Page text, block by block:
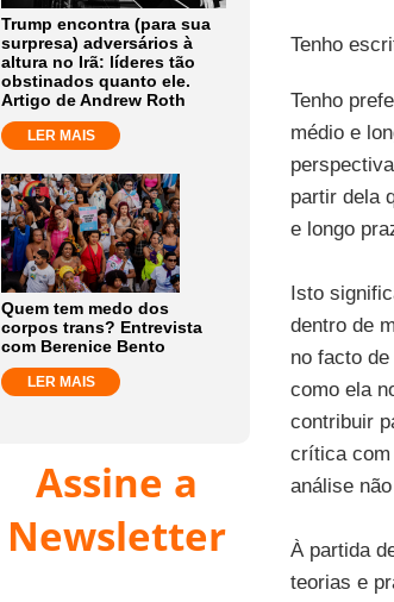
Trump encontra (para sua
surpresa) adversários à
altura no Irã: líderes tão
obstinados quanto ele.
Artigo de Andrew Roth
LER MAIS
Quem tem medo dos
corpos trans? Entrevista
com Berenice Bento
LER MAIS
Assine a
Newsletter
Tenho
Tenho
médio e
partir dela
e longo
Isto
dentro de
no facto
como ela
contribuir
crítica com
análise
À partida
teorias e